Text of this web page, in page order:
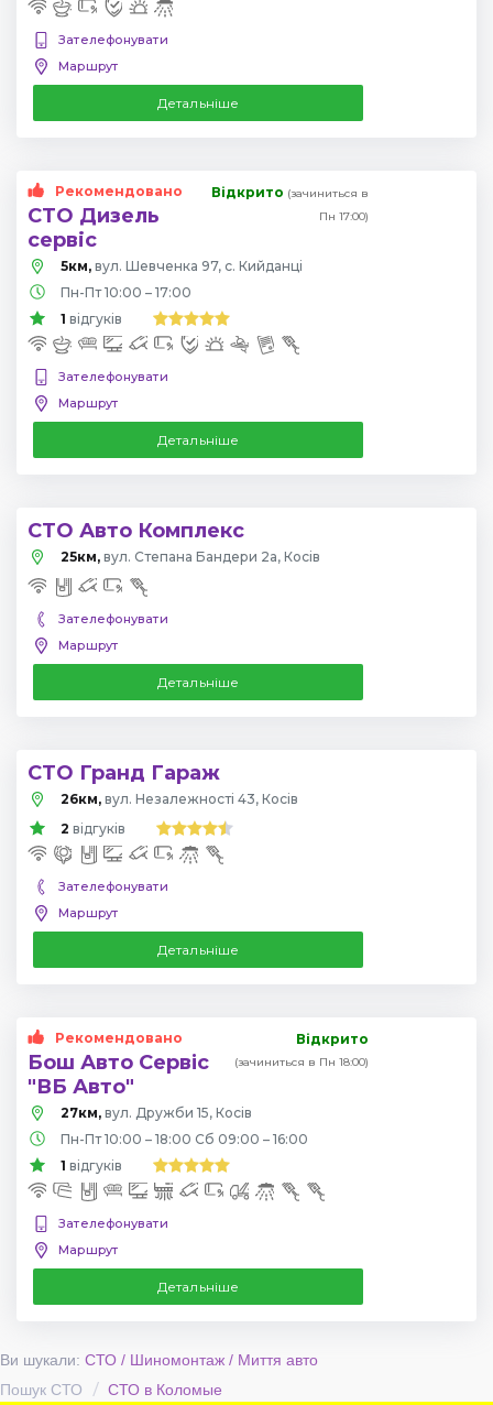
Зателефонувати
Маршрут
Детальніше
Рекомендовано
СТО Дизель
сервiс
Відкрито (зачиниться в
Пн 17:00)
5км, вул. Шевченка 97, с. Кийданці
Пн-Пт 10:00 – 17:00
1 відгуків
Зателефонувати
Маршрут
Детальніше
СТО Авто Комплекс
25км, вул. Степана Бандери 2а, Косів
Зателефонувати
Маршрут
Детальніше
СТО Гранд Гараж
26км, вул. Незалежності 43, Косів
2 відгуків
Зателефонувати
Маршрут
Детальніше
Рекомендовано
Бош Авто Сервіс
"ВБ Авто"
Відкрито
(зачиниться в Пн 18:00)
27км, вул. Дружби 15, Косів
Пн-Пт 10:00 – 18:00 Сб 09:00 – 16:00
1 відгуків
Зателефонувати
Маршрут
Детальніше
Ви шукали: СТО / Шиномонтаж / Миття авто
Пошук СТО
СТО в Коломые